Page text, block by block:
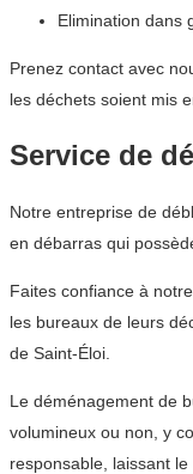
Elimination dans
Prenez contact avec
les déchets soient mis
Service de
Notre entreprise de
en débarras qui
Faites confiance à
les bureaux de leurs
de Saint-Éloi.
Le déménagement de
volumineux ou non, y
responsable, laissant